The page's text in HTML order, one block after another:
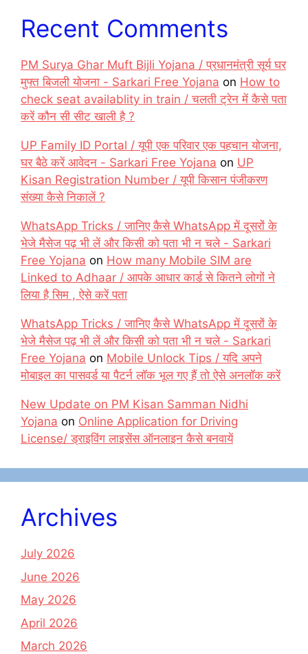
Recent Comments
PM Surya Ghar Muft Bijli Yojana / प्रधानमंत्री सूर्य घर
मुफ्त बिजली योजना - Sarkari Free Yojana on How to
check seat availablity in train / चलती ट्रेन में कैसे पता
करें कौन सी सीट खाली है ?
UP Family ID Portal / यूपी एक परिवार एक पहचान योजना,
घर बैठे करें आवेदन - Sarkari Free Yojana on UP
Kisan Registration Number / यूपी किसान पंजीकरण
संख्या कैसे निकालें ?
WhatsApp Tricks / जानिए कैसे WhatsApp में दूसरों के
भेजे मैसेज पढ़ भी लें और किसी को पता भी न चले - Sarkari
Free Yojana on How many Mobile SIM are
Linked to Adhaar / आपके आधार कार्ड से कितने लोगों ने
लिया है सिम , ऐसे करें पता
WhatsApp Tricks / जानिए कैसे WhatsApp में दूसरों के
भेजे मैसेज पढ़ भी लें और किसी को पता भी न चले - Sarkari
Free Yojana on Mobile Unlock Tips / यदि अपने
मोबाइल का पासवर्ड या पैटर्न लॉक भूल गए हैं तो ऐसे अनलॉक करें
New Update on PM Kisan Samman Nidhi
Yojana on Online Application for Driving
License/ ड्राइविंग लाइसेंस ऑनलाइन कैसे बनवायें
Archives
July 2026
June 2026
May 2026
April 2026
March 2026